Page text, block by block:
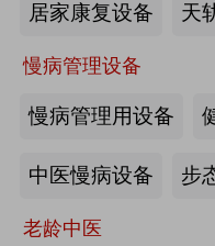
居家康复设备 天
慢病管理设备
慢病管理用设备
中医慢病设备 步
老龄中医
来源:注册会员
海尔
来源:注册会员